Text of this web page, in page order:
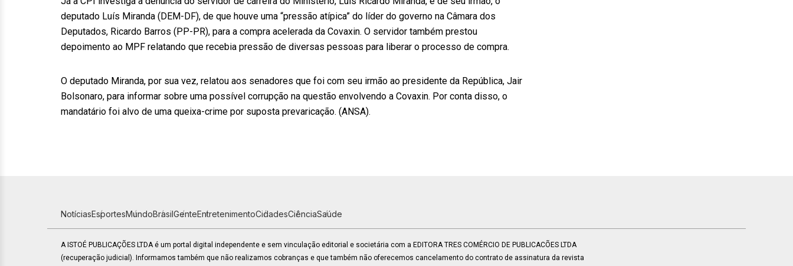
deputado Luís Miranda (DEM-DF), de que houve uma “pressão atípica” do líder do governo na Câmara dos
Deputados, Ricardo Barros (PP-PR), para a compra acelerada da Covaxin. O servidor também prestou
depoimento ao MPF relatando que recebia pressão de diversas pessoas para liberar o processo de compra.
O deputado Miranda, por sua vez, relatou aos senadores que foi com seu irmão ao presidente da República, Jair
Bolsonaro, para informar sobre uma possível corrupção na questão envolvendo a Covaxin. Por conta disso, o
mandatário foi alvo de uma queixa-crime por suposta prevaricação. (ANSA).
NotíciasEsportesMundoBrasilGenteEntretenimentoCidadesCiênciaSaúde
A ISTOÉ PUBLICAÇÕES LTDA é um portal digital independente e sem vinculação editorial e societária com a EDITORA TRES COMÉRCIO DE PUBLICACÕES LTDA
(recuperação judicial). Informamos também que não realizamos cobranças e que também não oferecemos cancelamento do contrato de assinatura da revista